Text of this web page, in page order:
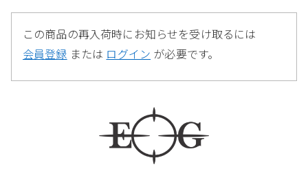
この商品の再入荷時にお知らせを受け取るには
会員登録 または ログイン が必要です。